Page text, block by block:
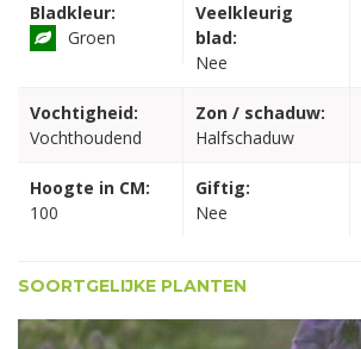
Bladkleur:
Groen
Veelkleurig
blad:
Nee
Vochtigheid:
Vochthoudend
Zon / schaduw:
Halfschaduw
Hoogte in CM:
100
Giftig:
Nee
SOORTGELIJKE PLANTEN